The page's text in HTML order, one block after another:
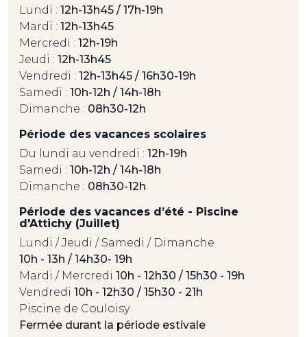
Lundi : 12h-13h45 / 17h-19h
Mardi : 12h-13h45
Mercredi : 12h-19h
Jeudi : 12h-13h45
Vendredi : 12h-13h45 / 16h30-19h
Samedi : 10h-12h / 14h-18h
Dimanche : 08h30-12h
Période des vacances scolaires
Du lundi au vendredi : 12h-19h
Samedi : 10h-12h / 14h-18h
Dimanche : 08h30-12h
Période des vacances d’été - Piscine
d'Attichy (Juillet)
Lundi / Jeudi / Samedi / Dimanche
10h - 13h / 14h30- 19h
Mardi / Mercredi 10h - 12h30 / 15h30 - 19h
Vendredi 10h - 12h30 / 15h30 - 21h
Piscine de Couloisy
Fermée durant la période estivale